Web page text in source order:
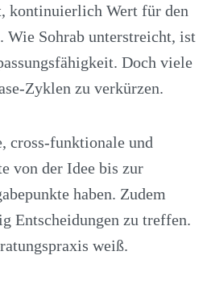
kontinuierlich Wert für den
Sohrab unterstreicht, ist
Doch viele
Zyklen zu verkürzen.
cross-funktionale und
von der Idee bis zur
haben. Zudem
Entscheidungen zu treffen.
weiß.